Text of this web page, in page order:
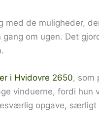
de muligheder,
om ugen. Det
i Hvidovre 2650, som
vinduerne, fordi
opgave,